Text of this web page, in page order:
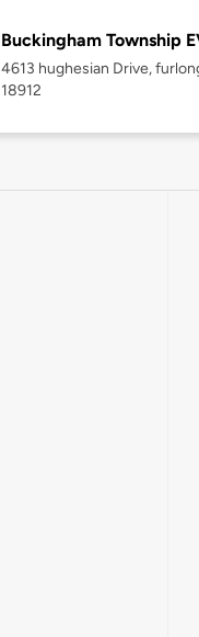
Buckingham Township
4613 hughesian Drive,
18912